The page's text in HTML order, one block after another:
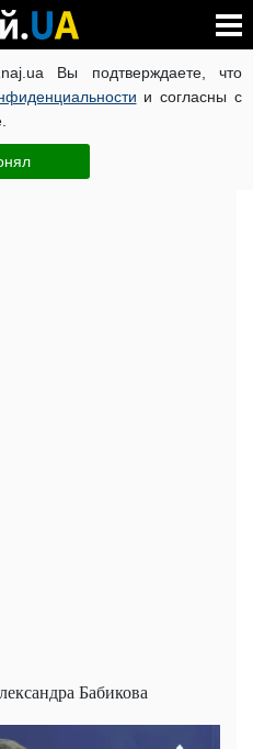
Вы подтверждаете, что
и согласны с
биография,
Бабикова